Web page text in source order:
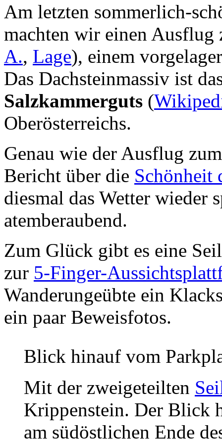
Am letzten sommerlich-
machten wir einen
A., Lage), einem
Das Dachsteinmassiv ist
Salzkammerguts (
Oberösterreichs.
Genau wie der Ausflug
Bericht über die Schönheit
diesmal das Wetter wieder
atemberaubend.
Zum Glück gibt es eine
zur 5-Finger-
Wanderungeübte ein
ein paar Beweisfotos.
Blick hinauf vom
Mit der zweigeteilten
Krippenstein. Der Blick
am südöstlichen Ende